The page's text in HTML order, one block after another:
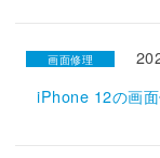
画面修理
iPhone 12の画